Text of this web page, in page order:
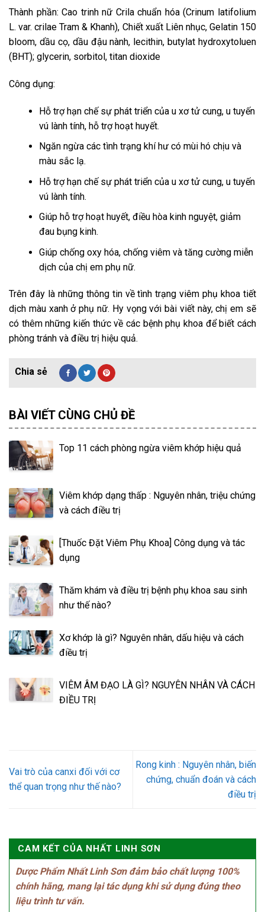
Thành phần: Cao trinh nữ Crila chuẩn hóa (Crinum latifolium
L. var. crilae Tram & Khanh), Chiết xuất Liên nhục, Gelatin 150
bloom, dầu cọ, dầu đậu nành, lecithin, butylat hydroxytoluen
(BHT); glycerin, sorbitol, titan dioxide
Công dụng:
Hỗ trợ hạn chế sự phát triển của u xơ tử cung, u tuyến
vú lành tính, hỗ trợ hoạt huyết.
Ngăn ngừa các tình trạng khí hư có mùi hó chịu và
màu sắc lạ.
Hỗ trợ hạn chế sự phát triển của u xơ tử cung, u tuyến
vú lành tính.
Giúp hỗ trợ hoạt huyết, điều hòa kinh nguyệt, giảm
đau bụng kinh.
Giúp chống oxy hóa, chống viêm và tăng cường miễn
dịch của chị em phụ nữ.
Trên đây là những thông tin về tình trạng viêm phụ khoa tiết
dịch màu xanh ở phụ nữ. Hy vọng với bài viết này, chị em sẽ
có thêm những kiến thức về các bệnh phụ khoa để biết cách
phòng tránh và điều trị hiệu quả.
BÀI VIẾT CÙNG CHỦ ĐỀ
Top 11 cách phòng ngừa viêm khớp hiệu quả
Viêm khớp dạng thấp : Nguyên nhân, triệu chứng
và cách điều trị
[Thuốc Đặt Viêm Phụ Khoa] Công dụng và tác
dụng
Thăm khám và điều trị bệnh phụ khoa sau sinh
như thế nào?
Xơ khớp là gì? Nguyên nhân, dấu hiệu và cách
điều trị
VIÊM ÂM ĐẠO LÀ GÌ? NGUYÊN NHÂN VÀ CÁCH
ĐIỀU TRỊ
Vai trò của canxi đối với cơ
thể quan trọng như thế nào?
Rong kinh : Nguyên nhân, biến
chứng, chuẩn đoán và cách
điều trị
CAM KẾT CỦA NHẤT LINH SƠN
Dược Phẩm Nhất Linh Sơn đảm bảo chất lượng 100%
chính hãng, mang lại tác dụng khi sử dụng đúng theo
liệu trình tư vấn.